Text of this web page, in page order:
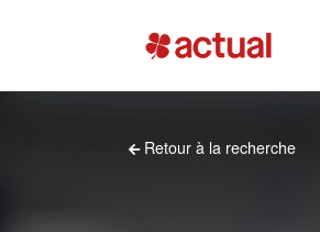
Retour à la recherche